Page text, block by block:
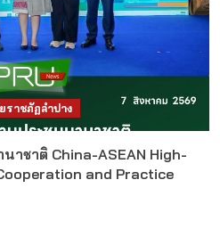
ราชภัฏลำปาง
าชาติ China-ASEAN High-
and Practice